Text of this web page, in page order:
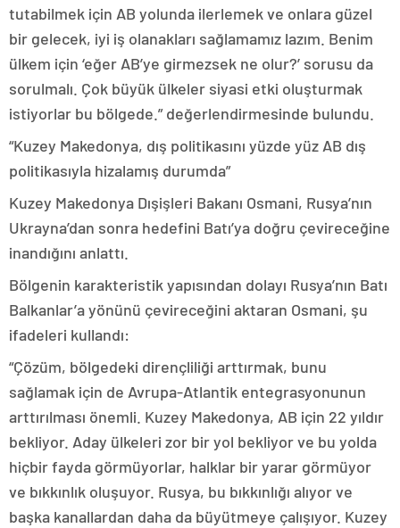
tutabilmek için AB yolunda ilerlemek ve onlara güzel
bir gelecek, iyi iş olanakları sağlamamız lazım. Benim
ülkem için ‘eğer AB’ye girmezsek ne olur?’ sorusu da
sorulmalı. Çok büyük ülkeler siyasi etki oluşturmak
istiyorlar bu bölgede.” değerlendirmesinde bulundu.
“Kuzey Makedonya, dış politikasını yüzde yüz AB dış
politikasıyla hizalamış durumda”
Kuzey Makedonya Dışişleri Bakanı Osmani, Rusya’nın
Ukrayna’dan sonra hedefini Batı’ya doğru çevireceğine
inandığını anlattı.
Bölgenin karakteristik yapısından dolayı Rusya’nın Batı
Balkanlar’a yönünü çevireceğini aktaran Osmani, şu
ifadeleri kullandı:
“Çözüm, bölgedeki dirençliliği arttırmak, bunu
sağlamak için de Avrupa-Atlantik entegrasyonunun
arttırılması önemli. Kuzey Makedonya, AB için 22 yıldır
bekliyor. Aday ülkeleri zor bir yol bekliyor ve bu yolda
hiçbir fayda görmüyorlar, halklar bir yarar görmüyor
ve bıkkınlık oluşuyor. Rusya, bu bıkkınlığı alıyor ve
başka kanallardan daha da büyütmeye çalışıyor. Kuzey